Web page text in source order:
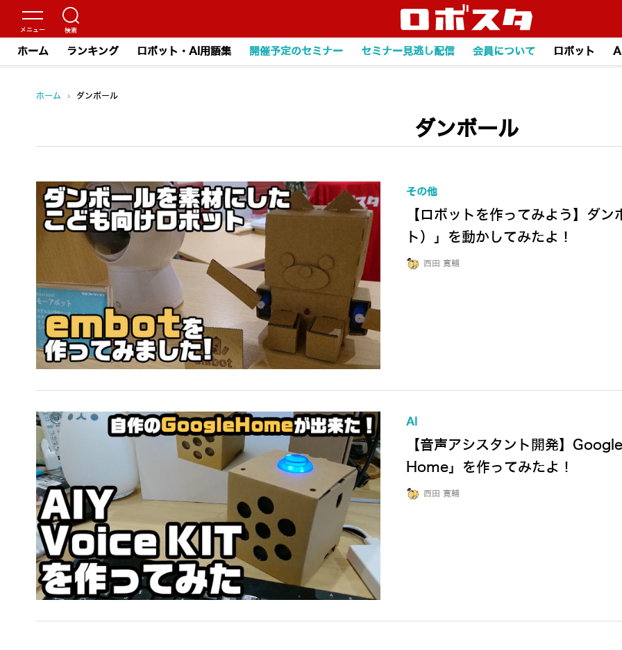
ホーム ランキング ロボット・AI用語集 開催予定のセミナー セミナー見逃し配信 会員について ロボット
ホーム › ダンボール
ダンボール
その他
【ロボットを作ってみよう】ダ
ト）」を動かしてみたよ！
西田 寛輔
AI
【音声アシスタント開発】
Home」を作ってみたよ！
西田 寛輔